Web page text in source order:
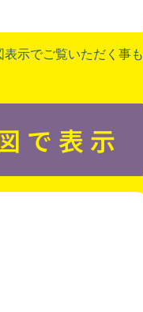
示でご覧いただく事も
で表示